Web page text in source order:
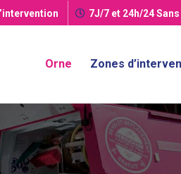
7J/7 et 24h/24
Orne Zones